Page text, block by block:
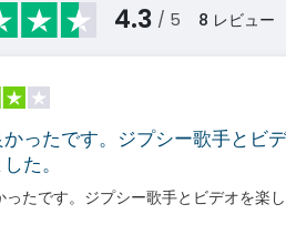
4.3 / 5 8 レビュー
かったです。ジプシー歌手とビ
た。
ったです。ジプシー歌手とビデオを楽